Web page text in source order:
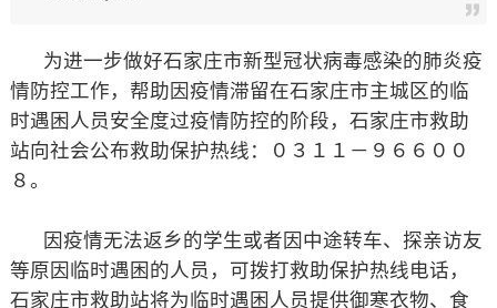
为进一步做好石家庄市新型冠状病毒感染的肺炎疫
情防控工作，帮助因疫情滞留在石家庄市主城区的临
时遇困人员安全度过疫情防控的阶段，石家庄市救助
站向社会公布救助保护热线：０３１１－９６６００
８。
因疫情无法返乡的学生或者因中途转车、探亲访友
等原因临时遇困的人员，可拨打救助保护热线电话，
石家庄市救助站将为临时遇困人员提供御寒衣物、食